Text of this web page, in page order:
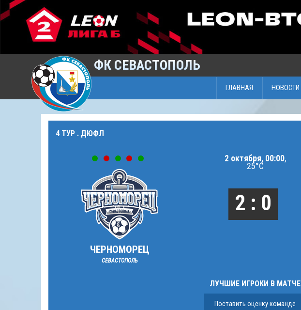
ФК СЕВАСТОПОЛЬ
ГЛАВНАЯ НОВОСТИ
4 ТУР . ДЮФЛ
ЧЕРНОМОРЕЦ
СЕВАСТОПОЛЬ
2 октября, 00:00,
25°C
2 : 0
ЛУЧШИЕ ИГРОКИ В МАТЧЕ
Поставить оценку команде